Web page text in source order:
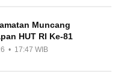
Muncang
HUT RI Ke-81
• 17:47 WIB